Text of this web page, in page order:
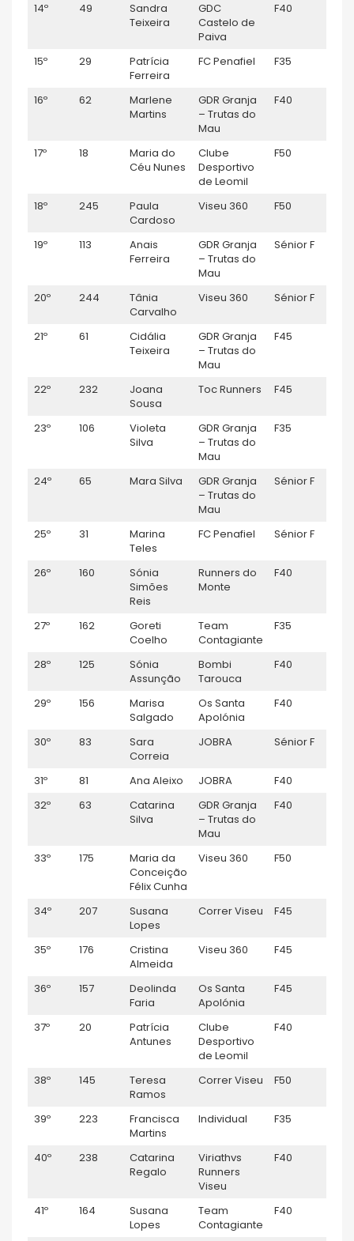
14º 49
Sandra
Teixeira
GDC
Castelo de
Paiva
F40
15º 29
Patrícia
Ferreira
FC Penafiel F35
16º 62
Marlene
Martins
GDR Granja
– Trutas do
Mau
F40
17º 18
Maria do
Céu Nunes
Clube
Desportivo
de Leomil
F50
18º 245
Paula
Cardoso
Viseu 360 F50
19º 113
Anais
Ferreira
GDR Granja
– Trutas do
Mau
Sénior F
20º 244
Tânia
Carvalho
Viseu 360 Sénior F
21º 61
Cidália
Teixeira
GDR Granja
– Trutas do
Mau
F45
22º 232
Joana
Sousa
Toc Runners F45
23º 106
Violeta
Silva
GDR Granja
– Trutas do
Mau
F35
24º 65 Mara Silva
GDR Granja
– Trutas do
Mau
Sénior F
25º 31
Marina
Teles
FC Penafiel Sénior F
26º 160
Sónia
Simões
Reis
Runners do
Monte
F40
27º 162
Goreti
Coelho
Team
Contagiante
F35
28º 125
Sónia
Assunção
Bombi
Tarouca
F40
29º 156
Marisa
Salgado
Os Santa
Apolónia
F40
30º 83
Sara
Correia
JOBRA Sénior F
31º 81 Ana Aleixo JOBRA F40
32º
63
Catarina
Silva
GDR Granja
– Trutas do
Mau
F40
33º 175
Maria da
Conceição
Félix Cunha
Viseu 360 F50
34º 207
Susana
Lopes
Correr Viseu F45
35º 176
Cristina
Almeida
Viseu 360 F45
36º 157
Deolinda
Faria
Os Santa
Apolónia
F45
37º 20
Patrícia
Antunes
Clube
Desportivo
de Leomil
F40
38º 145
Teresa
Ramos
Correr Viseu F50
39º 223
Francisca
Martins
Individual F35
40º 238
Catarina
Regalo
Viriathvs
Runners
Viseu
F40
41º 164
Susana
Lopes
Team
Contagiante
F40